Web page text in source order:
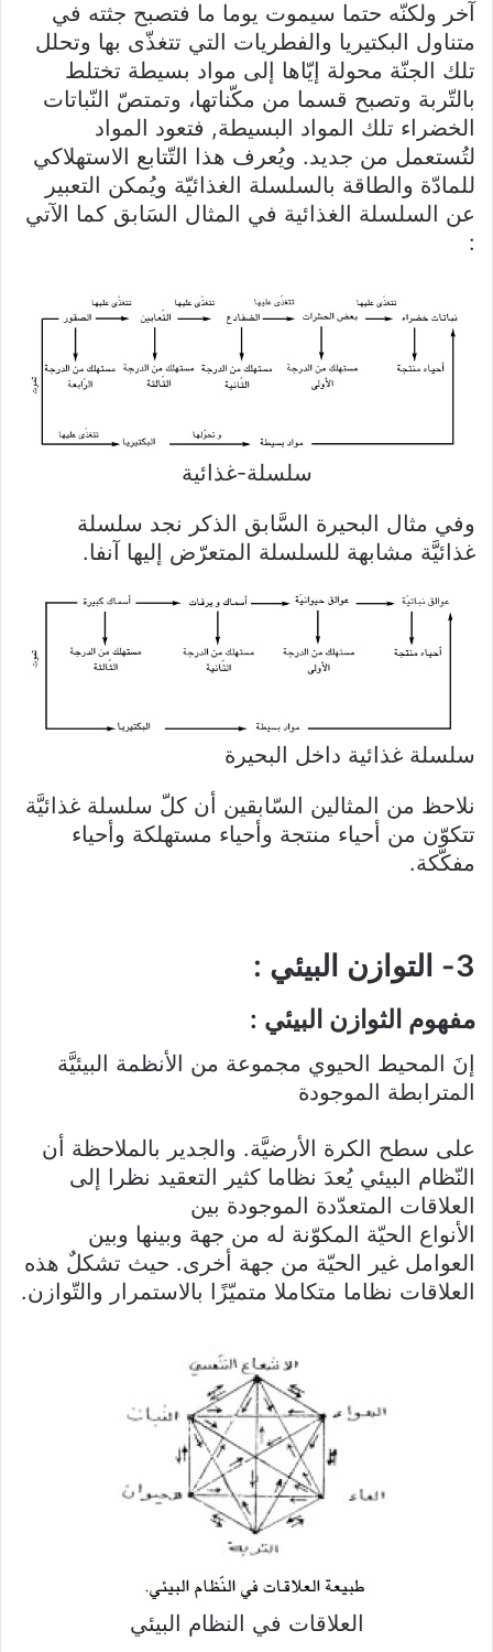
آخر ولكنّه حتما سيموت يوما ما فتصبح جثته في
متناول البكتيريا والفطريات التي تتغذّى بها وتحلل
تلك الجنّة محولة إيّاها إلى مواد بسيطة تختلط
بالتّربة وتصبح قسما من مكّناتها، وتمتصّ النّباتات
الخضراء تلك المواد البسيطة, فتعود المواد
لتُستعمل من جديد. ويُعرف هذا التّتابع الاستهلاكي
للمادّة والطاقة بالسلسلة الغذائيّة ويُمكن التعبير
عن السلسلة الغذائية في المثال السَابق كما الآتي
:
سلسلة-غذائية
وفي مثال البحيرة السَّابق الذكر نجد سلسلة
غذائيَّة مشابهة للسلسلة المتعرّض إليها آنفا.
سلسلة غذائية داخل البحيرة
نلاحظ من المثالين السّابقين أن كلّ سلسلة غذائيَّة
تتكوّن من أحياء منتجة وأحياء مستهلكة وأحياء
مفكّكة.
3- التوازن البيئي :
مفهوم الثوازن البيئي :
إنَ المحيط الحيوي مجموعة من الأنظمة البيئيَّة
المترابطة الموجودة
على سطح الكرة الأرضيَّة. والجدير بالملاحظة أن
النّظام البيئي يُعدَ نظاما كثير التعقيد نظرا إلى
العلاقات المتعدّدة الموجودة بين
الأنواع الحيّة المكوّنة له من جهة وبينها وبين
العوامل غير الحيّة من جهة أخرى. حيث تشكلٌ هذه
العلاقات نظاما متكاملا متميّزًا بالاستمرار والتّوازن.
العلاقات في النظام البيئي